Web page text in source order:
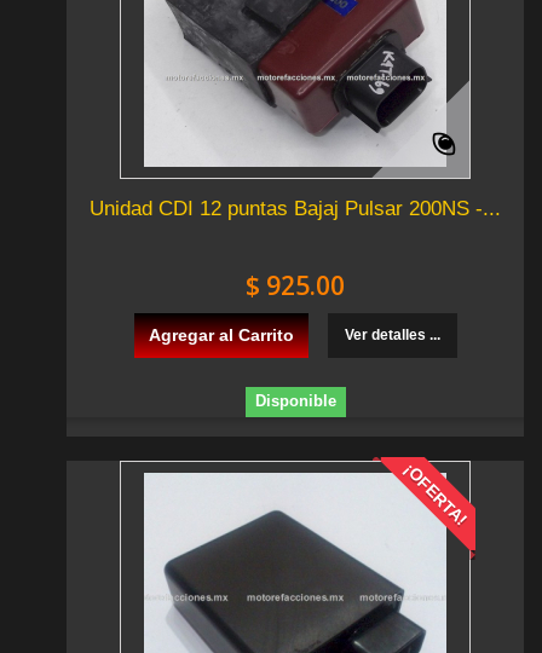
Unidad CDI 12 puntas Bajaj Pulsar 200NS -...
$ 925.00
Agregar al Carrito Ver detalles ...
Disponible
¡OFERTA!